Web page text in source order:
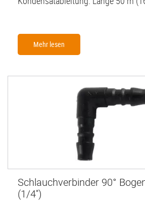
Mehr lesen
Schlauchverbinder 90°
(1/4'')